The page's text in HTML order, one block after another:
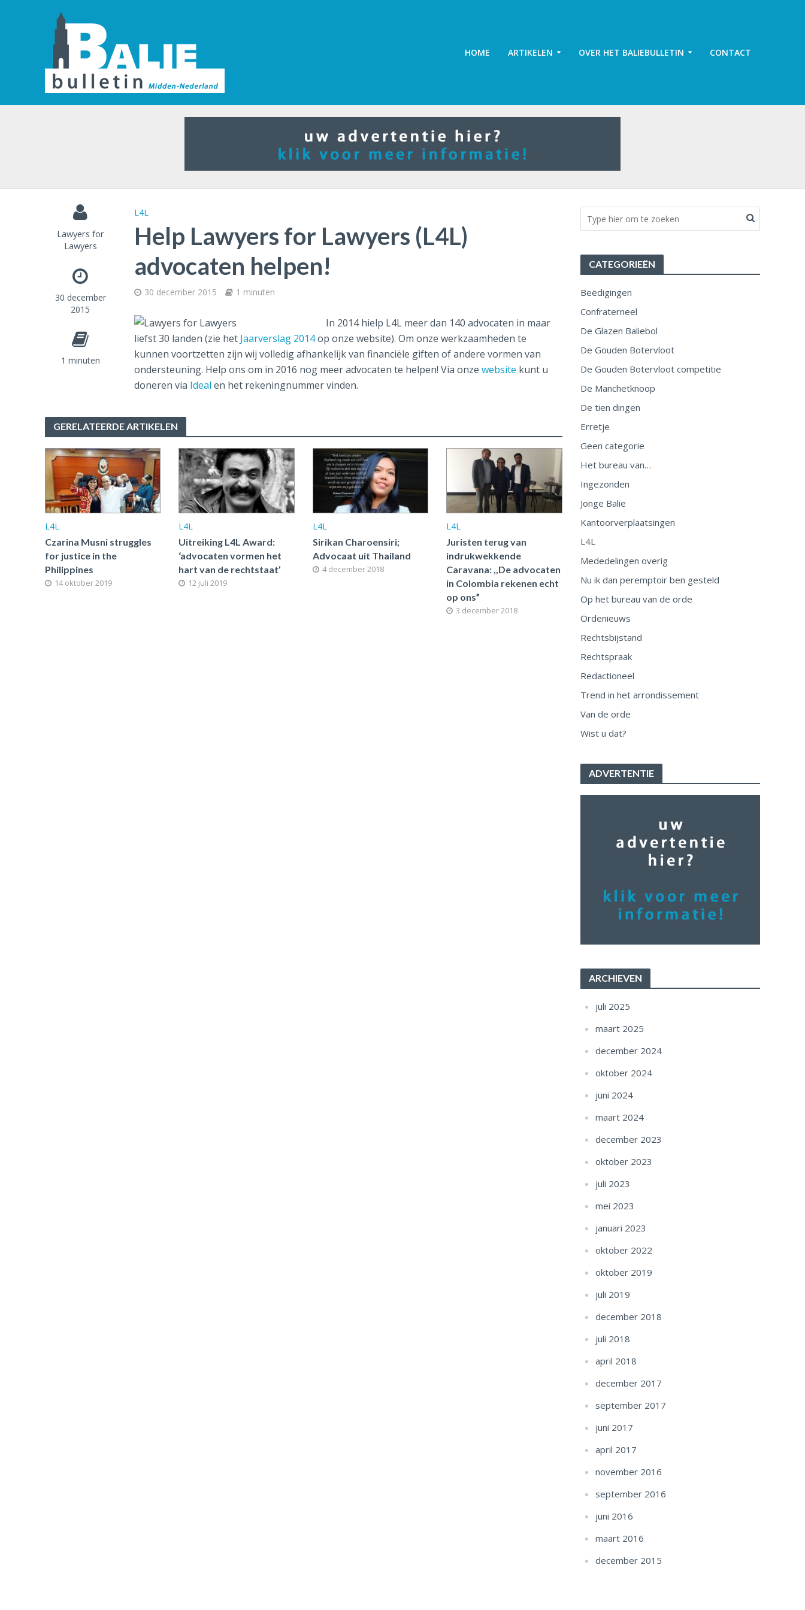
HOME ARTIKELEN OVER HET BALIEBULLETIN CONTACT
Lawyers for
Lawyers
30 december
2015
1 minuten
L4L
Help Lawyers for Lawyers (L4L)
advocaten helpen!
30 december 2015 1 minuten
In 2014 hielp L4L meer dan 140 advocaten in maar
liefst 30 landen (zie het Jaarverslag 2014op onze website). Om onze werkzaamheden te
kunnen voortzetten zijn wij volledig afhankelijk van financiële giften of andere vormen van
ondersteuning. Help ons om in 2016 nog meer advocaten te helpen! Via onze website kunt u
doneren via Ideal en het rekeningnummer vinden.
GERELATEERDE ARTIKELEN
L4L
Czarina Musni struggles
for justice in the
Philippines
14 oktober 2019
L4L
Uitreiking L4L Award:
‘advocaten vormen het
hart van de rechtstaat’
12 juli 2019
L4L
Sirikan Charoensiri;
Advocaat uit Thailand
4 december 2018
L4L
Juristen terug van
indrukwekkende
Caravana: ,,De advocaten
in Colombia rekenen echt
op ons”
3 december 2018
CATEGORIEËN
Beëdigingen
Confraterneel
De Glazen Baliebol
De Gouden Botervloot
De Gouden Botervloot competitie
De Manchetknoop
De tien dingen
Erretje
Geen categorie
Het bureau van…
Ingezonden
Jonge Balie
Kantoorverplaatsingen
L4L
Mededelingen overig
Nu ik dan peremptoir ben gesteld
Op het bureau van de orde
Ordenieuws
Rechtsbijstand
Rechtspraak
Redactioneel
Trend in het arrondissement
Van de orde
Wist u dat?
ADVERTENTIE
ARCHIEVEN
juli 2025
maart 2025
december 2024
oktober 2024
juni 2024
maart 2024
december 2023
oktober 2023
juli 2023
mei 2023
januari 2023
oktober 2022
oktober 2019
juli 2019
december 2018
juli 2018
april 2018
december 2017
september 2017
juni 2017
april 2017
november 2016
september 2016
juni 2016
maart 2016
december 2015